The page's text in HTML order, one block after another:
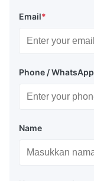
Email*
Phone / WhatsApp
Name